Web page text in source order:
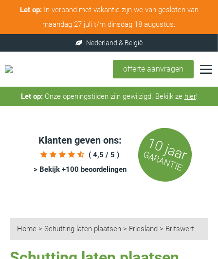
Let op:In verband met vakantie zijn we van gesloten van
maandag 27 juli t/m dinsdag 18 augustus.
offerte aanvragen
Let op:Onze openingstijden zijn gewijzigd. Bekijk ze hier!
Klanten geven ons:
( 4,5 / 5 )
> Bekijk +100 beoordelingen
10 jaar
GARANTIE
Home > Schutting laten plaatsen > Friesland > Britswert